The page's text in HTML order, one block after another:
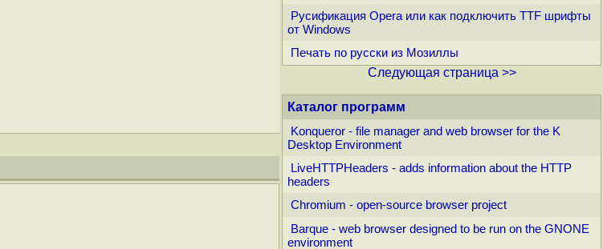
Русификация Opera или как подключить TTF шрифты
от Windows
Печать по русски из Мозиллы
Следующая страница >>
Каталог программ
Konqueror - file manager and web browser for the K
Desktop Environment
LiveHTTPHeaders - adds information about the HTTP
headers
Chromium - open-source browser project
Barque - web browser designed to be run on the GNONE
environment